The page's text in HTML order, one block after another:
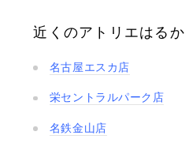
近くのアトリエはるか
名古屋エスカ店
栄セントラルパーク店
名鉄金山店